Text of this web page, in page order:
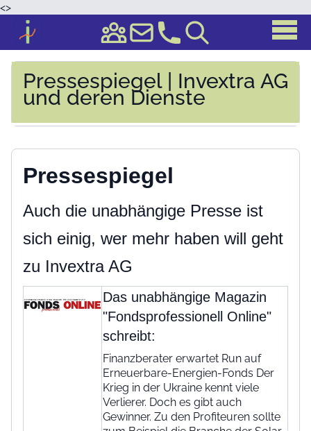
<>
Pressespiegel | Invextra AG
und deren Dienste
Pressespiegel
Auch die unabhängige Presse ist
sich einig, wer mehr haben will geht
zu Invextra AG
Das unabhängige Magazin
"Fondsprofessionell Online"
schreibt:
Finanzberater erwartet Run auf
Erneuerbare-Energien-Fonds Der
Krieg in der Ukraine kennt viele
Verlierer. Doch es gibt auch
Gewinner. Zu den Profiteuren sollte